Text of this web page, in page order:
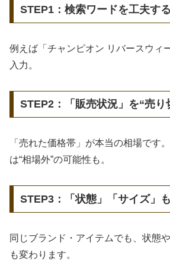
STEP1：検索ワードを工夫する
例えば「チャンピオン リバースウィ
入力。
STEP2：「販売状況」を“売り
「売れた価格帯」が本当の相場です
は“相場外”の可能性も。
STEP3：「状態」「サイズ」
同じブランド・アイテムでも、状態
も変わります。